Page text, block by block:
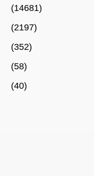
(14681)
(2197)
(352)
(58)
(40)